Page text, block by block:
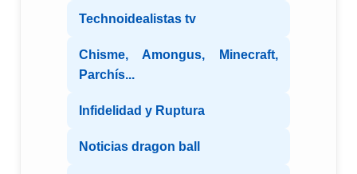
Technoidealistas tv
Chisme, Amongus, Minecraft,
Parchís...
Infidelidad y Ruptura
Noticias dragon ball